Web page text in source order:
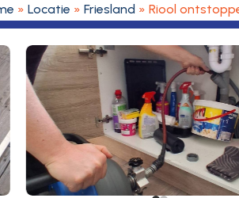
» Locatie » Friesland » Riool